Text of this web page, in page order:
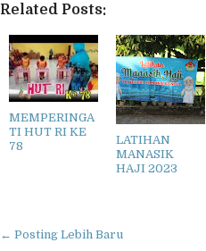
Related Posts:
MEMPERINGA
TI HUT RI KE
78
LATIHAN
MANASIK
HAJI 2023
← Posting Lebih Baru